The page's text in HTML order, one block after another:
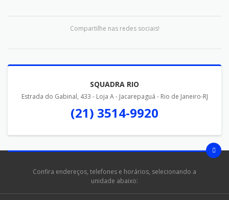
Compartilhe nas redes sociais!
SQUADRA RIO
Estrada do Gabinal, 433 - Loja A - Jacarepaguá - Rio de Janeiro-RJ
(21) 3514-9920
Confira endereços, telefones e horários, selecionando a
unidade abaixo: